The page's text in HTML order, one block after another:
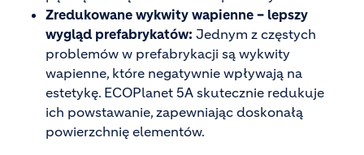
Zredukowane wykwity wapienne – lepszy
wygląd prefabrykatów: Jednym z częstych
problemów w prefabrykacji są wykwity
wapienne, które negatywnie wpływają na
estetykę. ECOPlanet 5A skutecznie redukuje
ich powstawanie, zapewniając doskonałą
powierzchnię elementów.